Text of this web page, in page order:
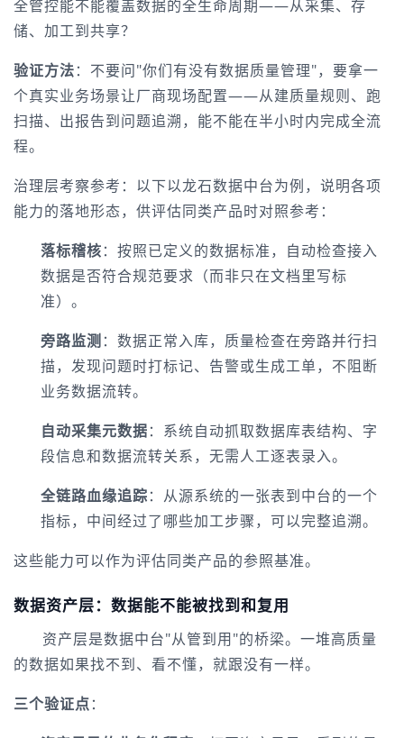
全管控能不能覆盖数据的全生命周期——从采集、存
储、加工到共享？
验证方法：不要问"你们有没有数据质量管理"，要拿一
个真实业务场景让厂商现场配置——从建质量规则、跑
扫描、出报告到问题追溯，能不能在半小时内完成全流
程。
治理层考察参考：以下以龙石数据中台为例，说明各项
能力的落地形态，供评估同类产品时对照参考：
落标稽核：按照已定义的数据标准，自动检查接入
数据是否符合规范要求（而非只在文档里写标
准）。
旁路监测 ：数据正常入库，质量检查在旁路并行扫
描，发现问题时打标记、告警或生成工单，不阻断
业务数据流转。
自动采集元数据：系统自动抓取数据库表结构、字
段信息和数据流转关系，无需人工逐表录入。
全链路血缘追踪：从源系统的一张表到中台的一个
指标，中间经过了哪些加工步骤，可以完整追溯。
这些能力可以作为评估同类产品的参照基准。
数据资产层：数据能不能被找到和复用
资产层是数据中台"从管到用"的桥梁。一堆高质量
的数据如果找不到、看不懂，就跟没有一样。
三个验证点：